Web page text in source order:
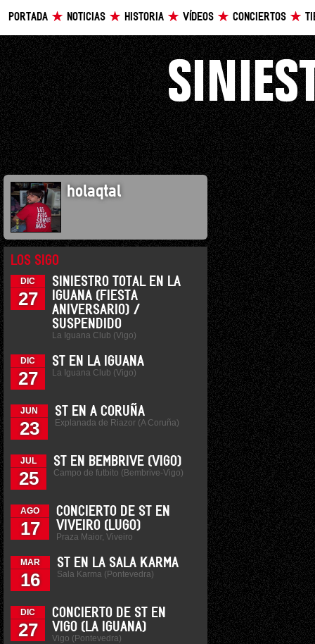
PORTADA NOTICIAS HISTORIA VÍDEOS CONCIERTOS
holaqtal
LOS SIGO
DIC
27
SINIESTRO TOTAL EN LA
IGUANA (FIESTA
ANIVERSARIO) /
SUSPENDIDO
La Iguana Club (Vigo)
DIC
27
ST EN LA IGUANA
La Iguana Club (Vigo)
JUN
23
ST EN A CORUÑA
Explanada de Riazor (A Coruña)
JUL
25
ST EN BEMBRIVE (VIGO)
Campo de futbito (Bembrive-Vigo)
AGO
17
CONCIERTO DE ST EN
VIVEIRO (LUGO)
Praza Maior, Viveiro
MAR
16
ST EN LA SALA KARMA
Sala Karma (Pontevedra)
DIC
27
CONCIERTO DE ST EN
VIGO (LA IGUANA)
Vigo (Pontevedra)